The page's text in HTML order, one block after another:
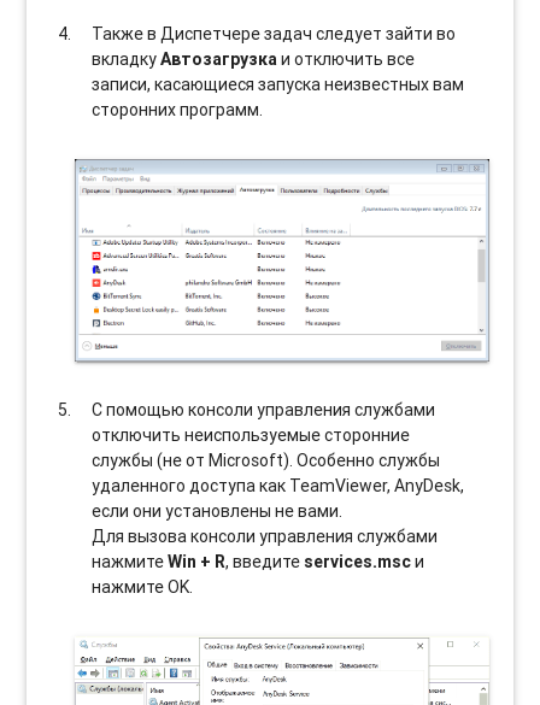
Также в Диспетчере задач следует зайти во
вкладкуАвтозагрузкаи отключить все
записи, касающиеся запуска неизвестных вам
сторонних программ.
С помощью консоли управления службами
отключить неиспользуемые сторонние
службы (не от Microsoft). Особенно службы
удаленного доступа как TeamViewer, AnyDesk,
если они установлены не вами.
Для вызова консоли управления службами
нажмитеWin + R, введите services.mscи
нажмите OK.